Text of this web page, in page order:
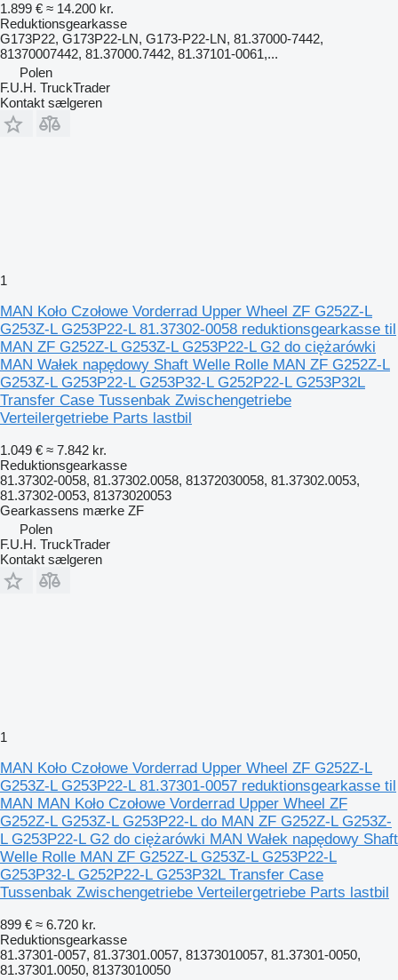
1.899 € ≈ 14.200 kr.
Reduktionsgearkasse
G173P22, G173P22-LN, G173-P22-LN, 81.37000-7442,
81370007442, 81.37000.7442, 81.37101-0061,...
Polen
F.U.H. TruckTrader
Kontakt sælgeren
1
MAN Koło Czołowe Vorderrad Upper Wheel ZF G252Z-L
G253Z-L G253P22-L 81.37302-0058 reduktionsgearkasse til
MAN ZF G252Z-L G253Z-L G253P22-L G2 do ciężarówki
MAN Wałek napędowy Shaft Welle Rolle MAN ZF G252Z-L
G253Z-L G253P22-L G253P32-L G252P22-L G253P32L
Transfer Case Tussenbak Zwischengetriebe
Verteilergetriebe Parts lastbil
1.049 € ≈ 7.842 kr.
Reduktionsgearkasse
81.37302-0058, 81.37302.0058, 81372030058, 81.37302.0053,
81.37302-0053, 81373020053
Gearkassens mærke ZF
Polen
F.U.H. TruckTrader
Kontakt sælgeren
1
MAN Koło Czołowe Vorderrad Upper Wheel ZF G252Z-L
G253Z-L G253P22-L 81.37301-0057 reduktionsgearkasse til
MAN MAN Koło Czołowe Vorderrad Upper Wheel ZF
G252Z-L G253Z-L G253P22-L do MAN ZF G252Z-L G253Z-
L G253P22-L G2 do ciężarówki MAN Wałek napędowy Shaft
Welle Rolle MAN ZF G252Z-L G253Z-L G253P22-L
G253P32-L G252P22-L G253P32L Transfer Case
Tussenbak Zwischengetriebe Verteilergetriebe Parts lastbil
899 € ≈ 6.720 kr.
Reduktionsgearkasse
81.37301-0057, 81.37301.0057, 81373010057, 81.37301-0050,
81.37301.0050, 81373010050